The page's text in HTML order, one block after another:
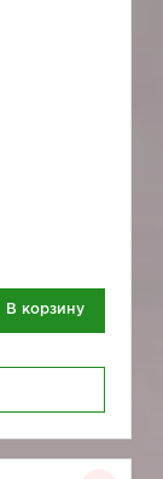
В корзину